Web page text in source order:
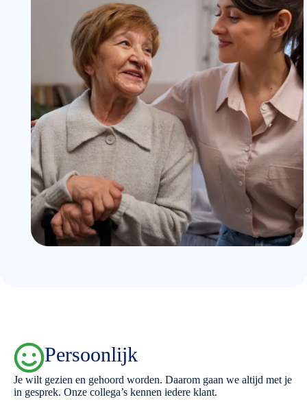
Persoonlijk
Je wilt gezien en gehoord worden. Daarom gaan we altijd met je
in gesprek. Onze collega’s kennen iedere klant.